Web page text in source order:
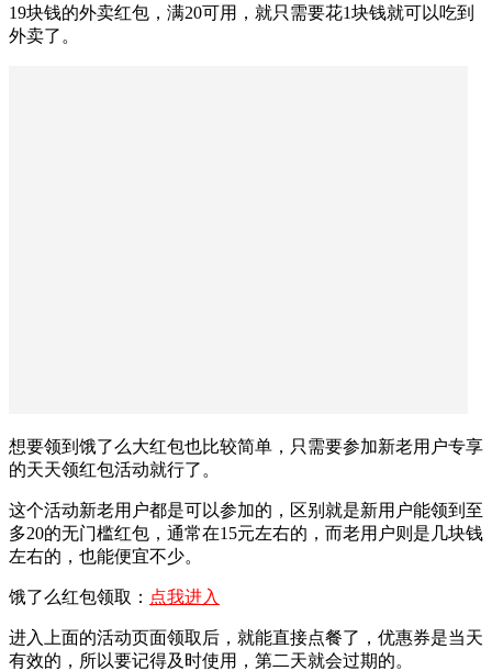
19块钱的外卖红包，满20可用，就只需要花1块钱就可以吃到
外卖了。
想要领到饿了么大红包也比较简单，只需要参加新老用户专享
的天天领红包活动就行了。
这个活动新老用户都是可以参加的，区别就是新用户能领到至
多20的无门槛红包，通常在15元左右的，而老用户则是几块钱
左右的，也能便宜不少。
饿了么红包领取： 点我进入
进入上面的活动页面领取后，就能直接点餐了，优惠券是当天
有效的，所以要记得及时使用，第二天就会过期的。